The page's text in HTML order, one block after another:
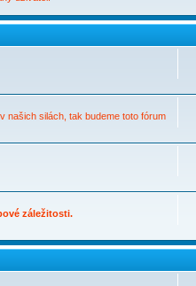
našich silách, tak budeme toto fórum
záležitosti.